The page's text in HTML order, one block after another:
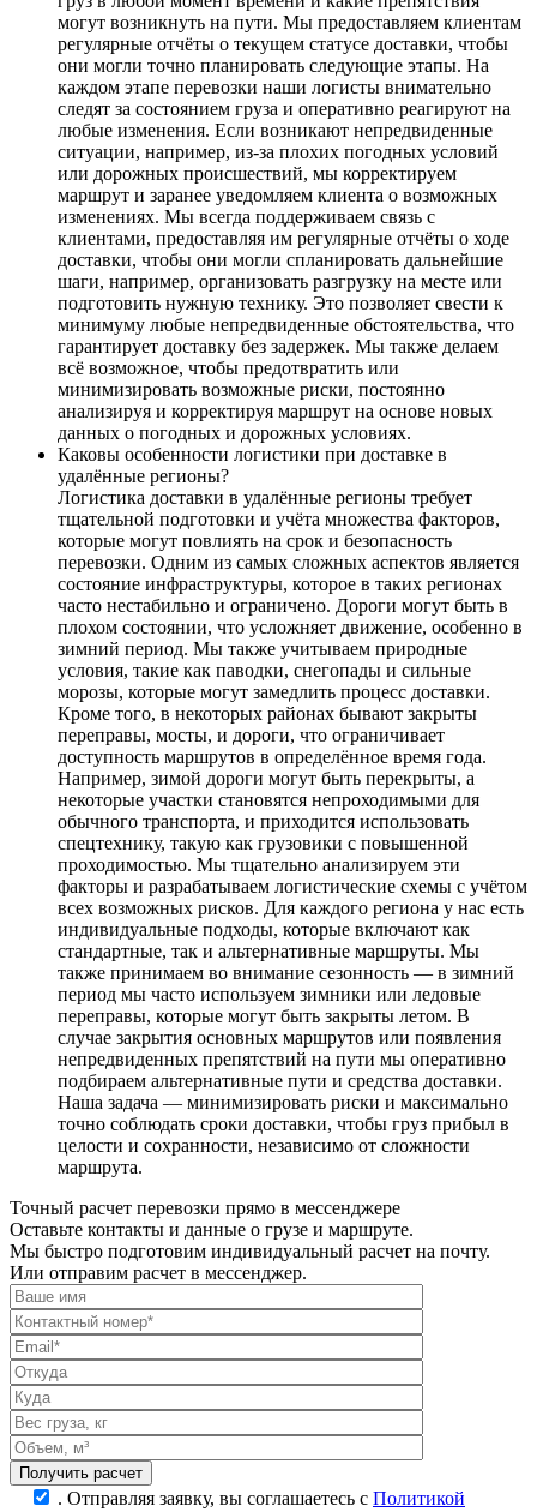
могут возникнуть на пути. Мы предоставляем клиентам
регулярные отчёты о текущем статусе доставки, чтобы
они могли точно планировать следующие этапы. На
каждом этапе перевозки наши логисты внимательно
следят за состоянием груза и оперативно реагируют на
любые изменения. Если возникают непредвиденные
ситуации, например, из-за плохих погодных условий
или дорожных происшествий, мы корректируем
маршрут и заранее уведомляем клиента о возможных
изменениях. Мы всегда поддерживаем связь с
клиентами, предоставляя им регулярные отчёты о ходе
доставки, чтобы они могли спланировать дальнейшие
шаги, например, организовать разгрузку на месте или
подготовить нужную технику. Это позволяет свести к
минимуму любые непредвиденные обстоятельства, что
гарантирует доставку без задержек. Мы также делаем
всё возможное, чтобы предотвратить или
минимизировать возможные риски, постоянно
анализируя и корректируя маршрут на основе новых
данных о погодных и дорожных условиях.
Каковы особенности логистики при доставке в
удалённые регионы?
Логистика доставки в удалённые регионы требует
тщательной подготовки и учёта множества факторов,
которые могут повлиять на срок и безопасность
перевозки. Одним из самых сложных аспектов является
состояние инфраструктуры, которое в таких регионах
часто нестабильно и ограничено. Дороги могут быть в
плохом состоянии, что усложняет движение, особенно в
зимний период. Мы также учитываем природные
условия, такие как паводки, снегопады и сильные
морозы, которые могут замедлить процесс доставки.
Кроме того, в некоторых районах бывают закрыты
переправы, мосты, и дороги, что ограничивает
доступность маршрутов в определённое время года.
Например, зимой дороги могут быть перекрыты, а
некоторые участки становятся непроходимыми для
обычного транспорта, и приходится использовать
спецтехнику, такую как грузовики с повышенной
проходимостью. Мы тщательно анализируем эти
факторы и разрабатываем логистические схемы с учётом
всех возможных рисков. Для каждого региона у нас есть
индивидуальные подходы, которые включают как
стандартные, так и альтернативные маршруты. Мы
также принимаем во внимание сезонность — в зимний
период мы часто используем зимники или ледовые
переправы, которые могут быть закрыты летом. В
случае закрытия основных маршрутов или появления
непредвиденных препятствий на пути мы оперативно
подбираем альтернативные пути и средства доставки.
Наша задача — минимизировать риски и максимально
точно соблюдать сроки доставки, чтобы груз прибыл в
целости и сохранности, независимо от сложности
маршрута.
Точный расчет перевозки прямо в мессенджере
Оставьте контакты и данные о грузе и маршруте.
Мы быстро подготовим индивидуальный расчет на почту.
Или отправим расчет в мессенджер.
. Отправляя заявку, вы соглашаетесь с Политикой